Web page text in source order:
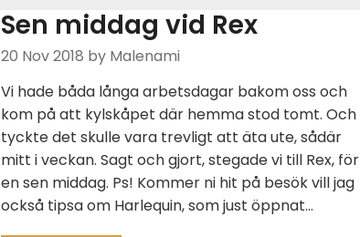
Sen middag vid Rex
20 Nov 2018 by Malenami
Vi hade båda långa arbetsdagar bakom oss och
kom på att kylskåpet där hemma stod tomt. Och
tyckte det skulle vara trevligt att äta ute, sådär
mitt i veckan. Sagt och gjort, stegade vi till Rex, för
en sen middag. Ps! Kommer ni hit på besök vill jag
också tipsa om Harlequin, som just öppnat…